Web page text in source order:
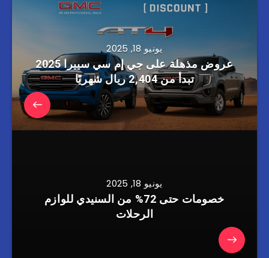
يونيو 18, 2025
عروض مذهلة على جي إم سي سييرا 2025
تبدأ من 2,404 ريال شهريًا
يونيو 18, 2025
خصومات حتى 72% من السنيدي للوازم
الرحلات